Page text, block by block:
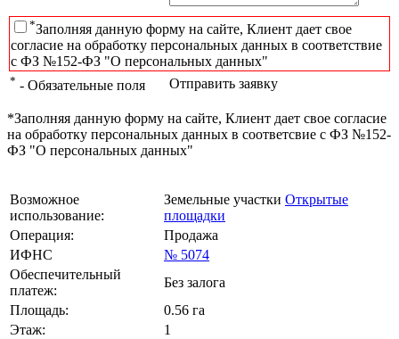
*Заполняя данную форму на сайте, Клиент дает свое
согласие на обработку персональных данных в соответствие
с ФЗ №152-ФЗ "О персональных данных"
* - Обязательные поля Отправить заявку
*Заполняя данную форму на сайте, Клиент дает свое согласие
на обработку персональных данных в соответсвие с ФЗ №152-
ФЗ "О персональных данных"
Возможное
использование:
Земельные участки Открытые
площадки
Операция:
Продажа
ИФНС
№ 5074
Обеспечительный
платеж:
Без залога
Площадь:
0.56 га
Этаж:
1